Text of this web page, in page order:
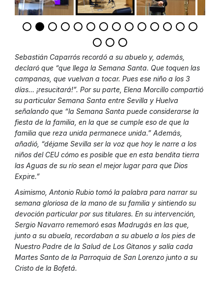
Sebastián Caparrós recordó a su abuelo y, además,
declaró que “que llega la Semana Santa. Que toquen las
campanas, que vuelvan a tocar. Pues ese niño a los 3
días… ¡resucitará!”. Por su parte, Elena Morcillo compartió
su particular Semana Santa entre Sevilla y Huelva
señalando que “la Semana Santa puede considerarse la
fiesta de la familia, en la que se cumple eso de que la
familia que reza unida permanece unida.” Además,
añadió, “déjame Sevilla ser la voz que hoy le narre a los
niños del CEU cómo es posible que en esta bendita tierra
las Aguas de su río sean el mejor lugar para que Dios
Expire.”
Asimismo, Antonio Rubio tomó la palabra para narrar su
semana gloriosa de la mano de su familia y sintiendo su
devoción particular por sus titulares. En su intervención,
Sergio Navarro rememoró esas Madrugás en las que,
junto a su abuela, recordaban a su abuelo a los pies de
Nuestro Padre de la Salud de Los Gitanos y salía cada
Martes Santo de la Parroquia de San Lorenzo junto a su
Cristo de la Bofetá.